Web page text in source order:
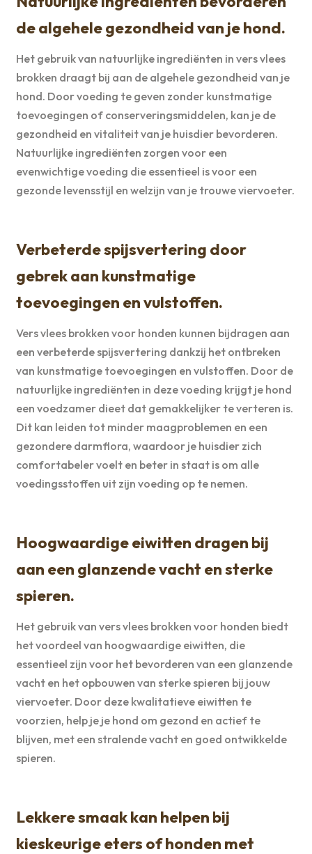
de algehele gezondheid van je hond.
Het gebruik van natuurlijke ingrediënten in vers vlees
brokken draagt bij aan de algehele gezondheid van je
hond. Door voeding te geven zonder kunstmatige
toevoegingen of conserveringsmiddelen, kan je de
gezondheid en vitaliteit van je huisdier bevorderen.
Natuurlijke ingrediënten zorgen voor een
evenwichtige voeding die essentieel is voor een
gezonde levensstijl en welzijn van je trouwe viervoeter.
Verbeterde spijsvertering door
gebrek aan kunstmatige
toevoegingen en vulstoffen.
Vers vlees brokken voor honden kunnen bijdragen aan
een verbeterde spijsvertering dankzij het ontbreken
van kunstmatige toevoegingen en vulstoffen. Door de
natuurlijke ingrediënten in deze voeding krijgt je hond
een voedzamer dieet dat gemakkelijker te verteren is.
Dit kan leiden tot minder maagproblemen en een
gezondere darmflora, waardoor je huisdier zich
comfortabeler voelt en beter in staat is om alle
voedingsstoffen uit zijn voeding op te nemen.
Hoogwaardige eiwitten dragen bij
aan een glanzende vacht en sterke
spieren.
Het gebruik van vers vlees brokken voor honden biedt
het voordeel van hoogwaardige eiwitten, die
essentieel zijn voor het bevorderen van een glanzende
vacht en het opbouwen van sterke spieren bij jouw
viervoeter. Door deze kwalitatieve eiwitten te
voorzien, help je je hond om gezond en actief te
blijven, met een stralende vacht en goed ontwikkelde
spieren.
Lekkere smaak kan helpen bij
kieskeurige eters of honden met